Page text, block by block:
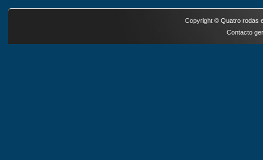
Copyright © Quatro rodas
Contacto